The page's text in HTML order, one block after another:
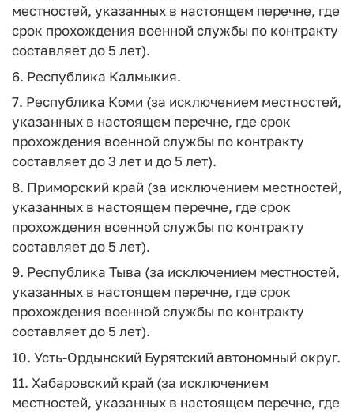
местностей, указанных в настоящем перечне, где
срок прохождения военной службы по контракту
составляет до 5 лет).
6. Республика Калмыкия.
7. Республика Коми (за исключением местностей,
указанных в настоящем перечне, где срок
прохождения военной службы по контракту
составляет до 3 лет и до 5 лет).
8. Приморский край (за исключением местностей,
указанных в настоящем перечне, где срок
прохождения военной службы по контракту
составляет до 5 лет).
9. Республика Тыва (за исключением местностей,
указанных в настоящем перечне, где срок
прохождения военной службы по контракту
составляет до 5 лет).
10. Усть-Ордынский Бурятский автономный округ.
11. Хабаровский край (за исключением
местностей, указанных в настоящем перечне, где